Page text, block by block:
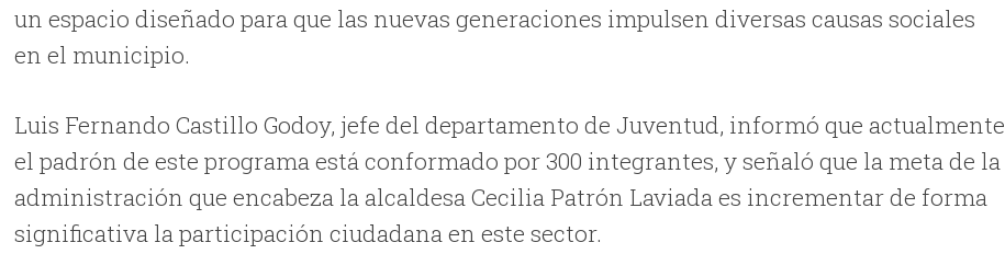
un espacio diseñado para que las nuevas generaciones impulsen diversas causas sociales
en el municipio.
Luis Fernando Castillo Godoy, jefe del departamento de Juventud, informó que actualmente
el padrón de este programa está conformado por 300 integrantes, y señaló que la meta de la
administración que encabeza la alcaldesa Cecilia Patrón Laviada es incrementar de forma
significativa la participación ciudadana en este sector.